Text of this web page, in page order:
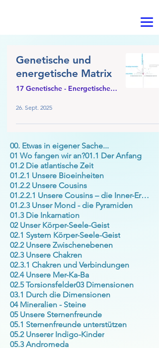
Genetische und
energetische Matrix
17 Genetische - Energetische Matrix
26. Sept. 2025
00. Etwas in eigener Sache...
01 Wo fangen wir an?01.1 Der Anfang
01.2 Die atlantische Zeit
01.2.1 Unsere Bioeinheiten
01.2.2 Unsere Cousins
01.2.2.1 Unsere Cousins – die Inner-Erde
01.2.3 Unser Mond - die Pyramiden
01.3 Die Inkarnation
02 Unser Körper-Seele-Geist
02.1 System Körper-Seele-Geist
02.2 Unsere Zwischenebenen
02.3 Unsere Chakren
02.3.1 Chakren und Verbindungen
02.4 Unsere Mer-Ka-Ba
02.5 Torsionsfelder03 Dimensionen
03.1 Durch die Dimensionen
04 Mineralien - Steine
05 Unsere Sternenfreunde
05.1 Sternenfreunde unterstützen
05.2 Unserer Indigo-Kinder
05.3 Andromeda